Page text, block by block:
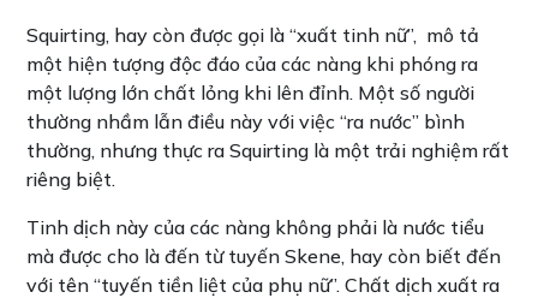
Squirting, hay còn được gọi là “xuất tinh nữ”, mô tả
một hiện tượng độc đáo của các nàng khi phóng ra
một lượng lớn chất lỏng khi lên đỉnh. Một số người
thường nhầm lẫn điều này với việc “ra nước” bình
thường, nhưng thực ra Squirting là một trải nghiệm rất
riêng biệt.
Tinh dịch này của các nàng không phải là nước tiểu
mà được cho là đến từ tuyến Skene, hay còn biết đến
với tên “tuyến tiền liệt của phụ nữ”. Chất dịch xuất ra